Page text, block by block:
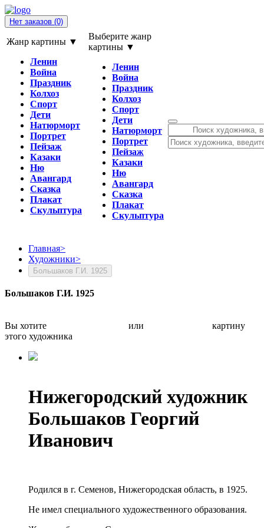
Нет заказов (0)
Жанр картины ▼
Ленин
Война
Праздник
Колхоз
Спорт
Дети
Натюрморт
Портрет
Пейзаж
Казаки
Ню
Авангард
Сказка
Плакат
Скульптура
Выберите жанр
картины ▼
Ленин
Война
Праздник
Колхоз
Спорт
Дети
Натюрморт
Портрет
Пейзаж
Казаки
Ню
Авангард
Сказка
Плакат
Скульптура
Главная>
Художники>
Большаков Г.И. 1925
Большаков Г.И. 1925
Вы хотите или
картину
этого художника
Нижегородский художник
Большаков Георгий
Иванович
Родился в г. Семенов, Нижегородская область, в 1925.
Не имел специального художественного образования.